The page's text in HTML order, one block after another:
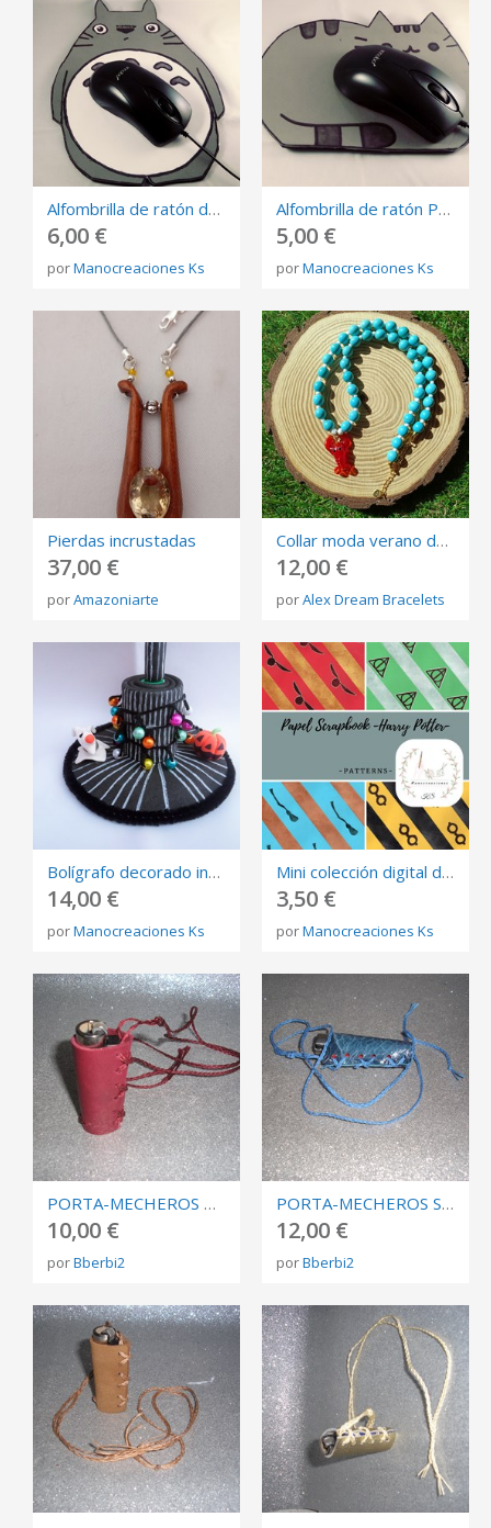
Alfombrilla de ratón de Totoro
6,00 €
porManocreaciones Ks
Alfombrilla de ratón Pusheen
5,00 €
porManocreaciones Ks
Pierdas incrustadas
37,00 €
porAmazoniarte
Collar moda verano de cuentas azules y langosta en rojo
12,00 €
porAlex Dream Bracelets
Bolígrafo decorado inspirado en Jack Skeleton
14,00 €
porManocreaciones Ks
Mini colección digital de scrapbooking. Inspirado en las casas de Harry Potter
3,50 €
porManocreaciones Ks
PORTA-MECHEROS PIEL VACUNO GRANATE
10,00 €
porBberbi2
PORTA-MECHEROS SERPIENTE FANTASÍA AZUL
12,00 €
porBberbi2